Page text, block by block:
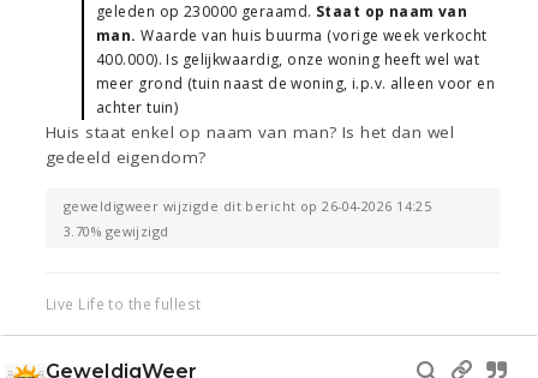
geleden op 230000 geraamd. Staat op naam van
man. Waarde van huis buurma (vorige week verkocht
400.000). Is gelijkwaardig, onze woning heeft wel wat
meer grond (tuin naast de woning, i.p.v. alleen voor en
achter tuin)
Huis staat enkel op naam van man? Is het dan wel
gedeeld eigendom?
geweldigweer wijzigde dit bericht op 26-04-2026 14:25
3.70% gewijzigd
Live Life to the fullest
GeweldigWeer